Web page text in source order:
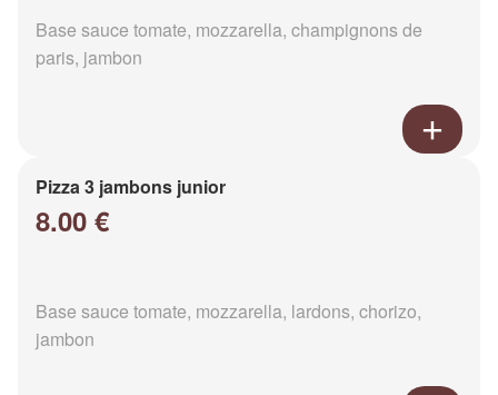
Base sauce tomate, mozzarella, champignons de
paris, jambon
Pizza 3 jambons junior
8.00 €
Base sauce tomate, mozzarella, lardons, chorizo,
jambon